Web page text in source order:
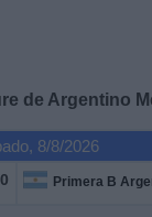
de Argentino
8/8/2026
Primera B